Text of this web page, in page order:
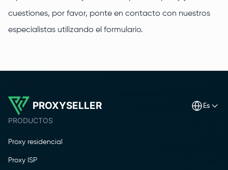
cuestiones, por favor, ponte en contacto con nuestros
especialistas utilizando el formulario.
PROXYSELLER es
PRODUCTOS
Proxy residencial
Proxy ISP